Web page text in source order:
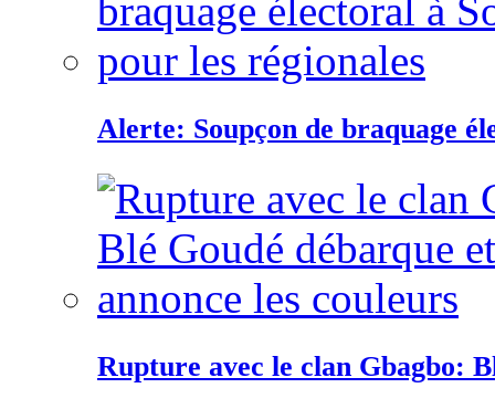
Alerte: Soupçon de braquage
Rupture avec le clan Gbagbo: